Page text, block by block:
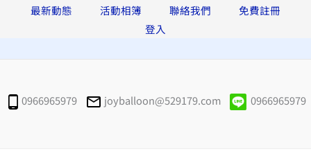
最新動態
活動相簿 聯絡我們
免費註冊
登入
0966965979 joyballoon@529179.com 0966965979